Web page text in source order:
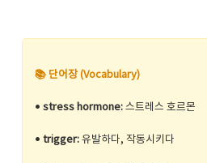
📚 단어장 (Vocabulary)
• stress hormone:스트레스 호르몬
• trigger:유발하다, 작동시키다